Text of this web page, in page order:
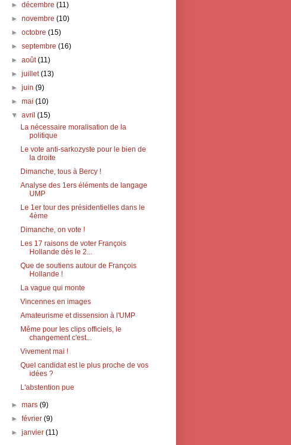
►décembre(11)
►novembre(10)
►octobre(15)
►septembre(16)
►août(11)
►juillet(13)
►juin(9)
►mai(10)
▼avril(15)
La nécessaire moralisation de la
politique
Le vote anti-sarkozyste pour le bien de
la droite
Dimanche, tous à Bercy !
Analyse des 1ers éléments de langage
UMP
Le 1er tour des présidentielles dans le
4ème
Dimanche, on vote !
Les 17 raisons de voter François
Hollande dès le 2...
Que de soutiens autour de François
Hollande !
La vague qui monte
Vincennes en images
Amateurisme et dissension à l'UMP
Même pour les clips officiels, le
changement c'est...
Vivement mai !
Quel candidat est le plus proche de vos
idées ?
L'abstention pue
►mars(9)
►février(9)
►janvier(11)